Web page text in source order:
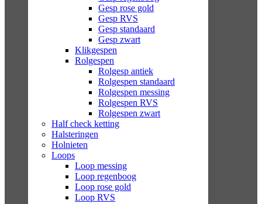
Gesp rose gold
Gesp RVS
Gesp standaard
Gesp zwart
Klikgespen
Rolgespen
Rolgesp antiek
Rolgespen standaard
Rolgespen messing
Rolgespen RVS
Rolgespen zwart
Half check ketting
Halsteringen
Holnieten
Loops
Loop messing
Loop regenboog
Loop rose gold
Loop RVS